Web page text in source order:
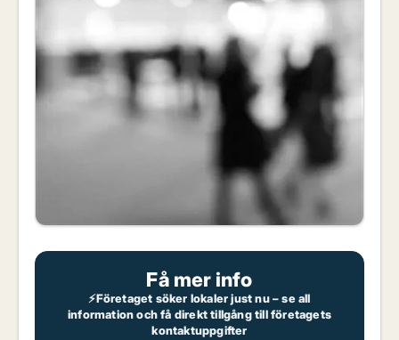
Få mer info
⚡Företaget söker lokaler just nu – se all
information och få direkt tillgång till företagets
kontaktuppgifter